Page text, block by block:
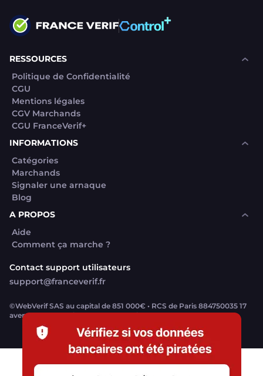
RESSOURCES
Politique de Confidentialité
CGU
Mentions légales
CGV Marchands
CGU FranceVerif+
INFORMATIONS
Catégories
Marchands
Signaler une arnaque
Blog
A PROPOS
Aide
Comment ça marche ?
Contact support utilisateurs
support@franceverif.fr
©WebVerif SAS au capital de 851 000€ • RCS de Paris 884750035 17
avenue Jean Moulin, 93100 Montreuil, France